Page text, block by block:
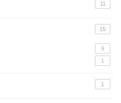
11
15
9
1
1